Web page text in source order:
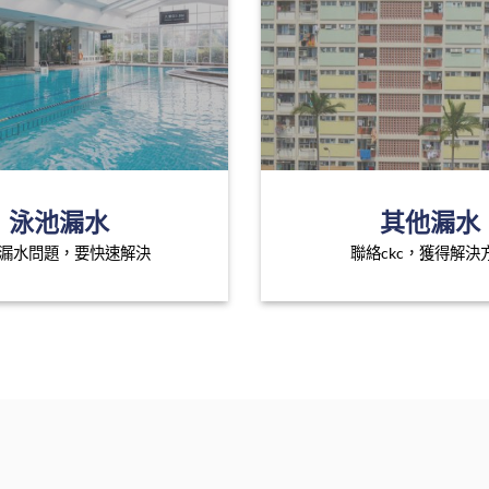
泳池漏水
水問題，要快速解決
其他漏水
聯絡ckc，獲得解決